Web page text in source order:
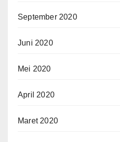
September 2020
Juni 2020
Mei 2020
April 2020
Maret 2020